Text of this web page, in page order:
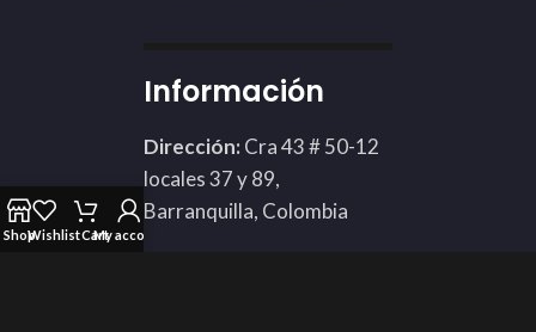
Información
Dirección: Cra 43 # 50-12
locales 37 y 89,
Barranquilla, Colombia
ShopWishlistCartMy account